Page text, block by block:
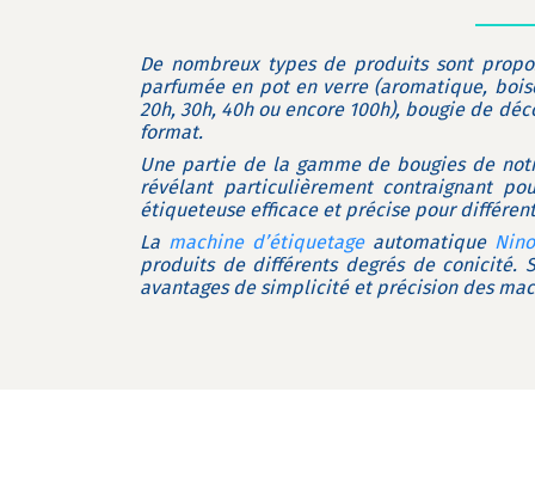
De nombreux types de produits sont
parfumée en pot en verre (aromatique,
20h, 30h, 40h ou encore 100h), bougie de
format.
Une partie de la gamme de bougies de
révélant particulièrement contraignant
étiqueteuse efficace et précise pour
La machine d’étiquetageautomatique
produits de différents degrés de conicité.
avantages de simplicité et précision des